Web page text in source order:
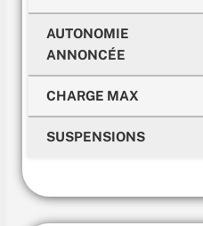
AUTONOMIE
ANNONCÉE
CHARGE MAX
SUSPENSIONS